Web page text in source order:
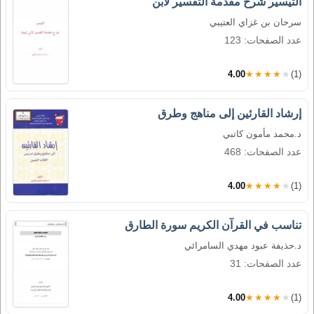
سرحان بن غزاي العتيبي
عدد الصفحات: 123
4.00★★★★★ (1)
إرشاد القارئين إلى مناهج وطرق
د.محمد مأمون كاتبي
عدد الصفحات: 468
4.00★★★★★ (1)
تناسب في القرآن الكريم سورة الطارق
د.حذيفة عبود مهدي السامرائي
عدد الصفحات: 31
4.00★★★★★ (1)